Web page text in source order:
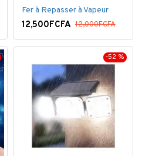
Fer à Repasser à Vapeur
12,500FCFA 12,000FCFA
-52 %